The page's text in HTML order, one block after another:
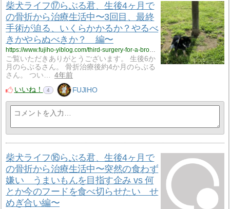
柴犬ライフ⑰らぶる君、生後4ヶ月で
の骨折から治療生活中〜3回目、最終
手術が迫る、いくらかかるか？やるべ
きかやらぬべきか？ 編〜
https://www.fujiho-yiblog.com/third-surgery-for-a-broken-bone-in-a-shiba-dog-plate-removal-was-performed-what-was-the-cost-how-is-the-progress/
ご覧いただきありがとうございます。 生後6か
月のらぶるさん。 骨折治療後約4か月のらぶる
さん。 つい…
4年前
いいね！
4 FUJIHO
柴犬ライフ⑯らぶる君、生後4ヶ月で
の骨折から治療生活中〜突然の食わず
嫌い うまいもんを目指す企み vs 何
とか今のフードを食べ切らせたい せ
めぎ合い編〜